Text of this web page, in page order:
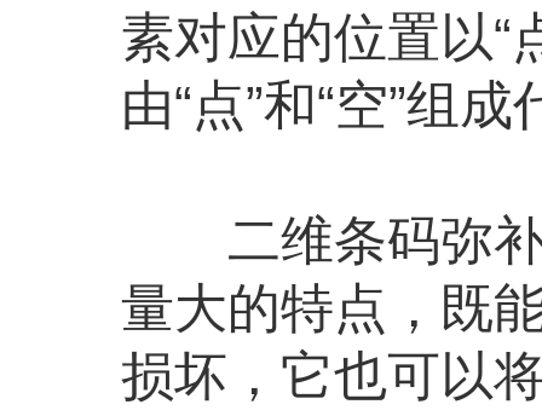
素对应的位置以“
由“点”和“空”组成
二维条码弥补
量大的特点，既
损坏，它也可以